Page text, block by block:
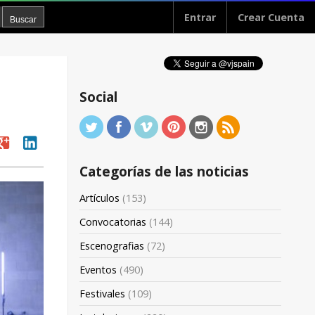
Entrar Crear Cuenta
linkedin
Social
Categorías de las noticias
Artículos (153)
Convocatorias (144)
Escenografias (72)
Eventos (490)
Festivales (109)